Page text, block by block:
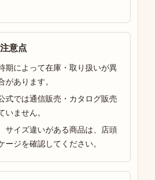
意点
期によって在庫・取り扱いが異
があります。
式では通信販売・カタログ販売
いません。
サイズ違いがある商品は、店頭
ージを確認してください。